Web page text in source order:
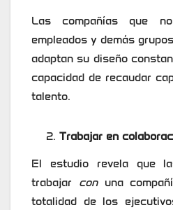
Las compañías que
empleados y demás
adaptan su diseño
capacidad de recaudar
talento.
Trabajar en
El estudio revela que
trabajar conuna
totalidad de los